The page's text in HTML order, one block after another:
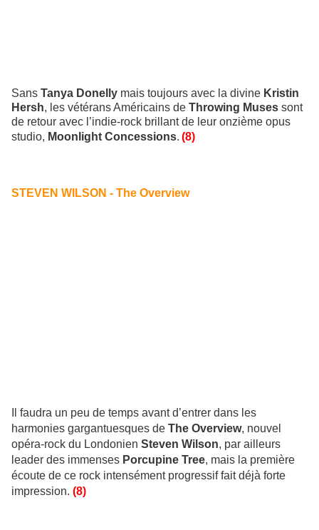
Sans Tanya Donelly mais toujours avec la divine Kristin
Hersh, les vétérans Américains de Throwing Muses sont
de retour avec l’indie-rock brillant de leur onzième opus
studio, Moonlight Concessions. (8)
STEVEN WILSON - The Overview
Il faudra un peu de temps avant d’entrer dans les
harmonies gargantuesques de The Overview, nouvel
opéra-rock du Londonien Steven Wilson, par ailleurs
leader des immenses Porcupine Tree, mais la première
écoute de ce rock intensément progressif fait déjà forte
impression. (8)